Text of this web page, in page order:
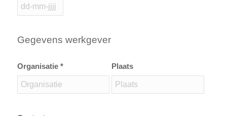
Gegevens werkgever
Organisatie * Plaats